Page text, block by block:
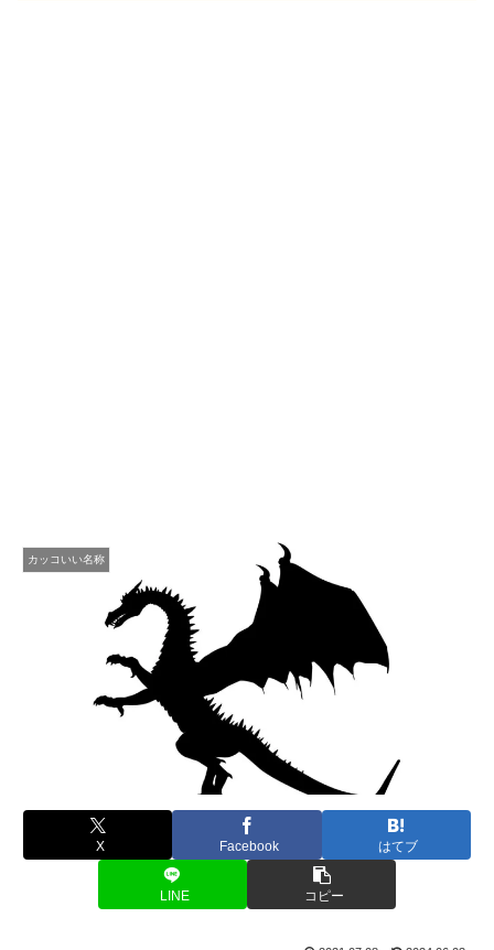
カッコいい名称
X Facebook はてブ
LINE コピー